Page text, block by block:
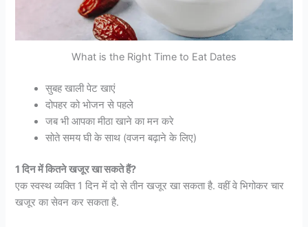
What is the Right Time to Eat Dates
सुबह खाली पेट खाएं
दोपहर को भोजन से पहले
जब भी आपका मीठा खाने का मन करे
सोते समय घी के साथ (वजन बढ़ाने के लिए)
1 दिन में कितने खजूर खा सकते हैं?
एक स्वस्थ व्यक्ति 1 दिन में दो से तीन खजूर खा सकता है. वहीं वे भिगोकर चार
खजूर का सेवन कर सकता है.